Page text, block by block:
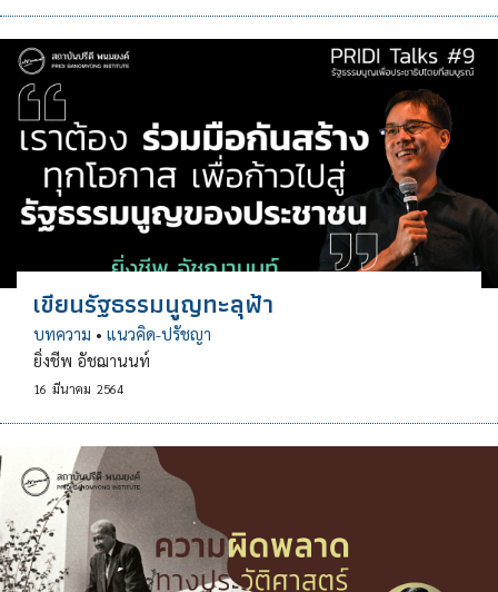
เขียนรัฐธรรมนูญทะลุฟ้า
บทความ • แนวคิด-ปรัชญา
ยิ่งชีพ อัชฌานนท์
16 มีนาคม 2564